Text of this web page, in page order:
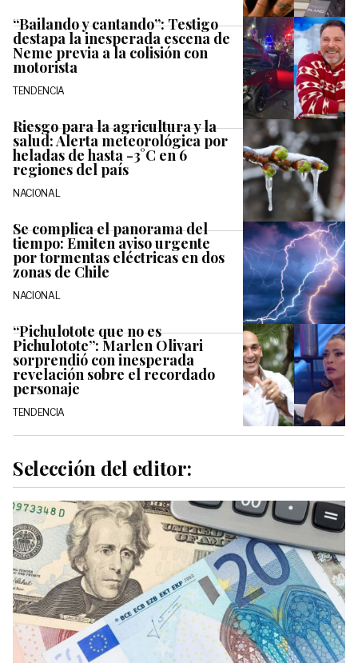
“Bailando y cantando”: Testigo
destapa la inesperada escena de
Neme previa a la colisión con
motorista
TENDENCIA
Riesgo para la agricultura y la
salud: Alerta meteorológica por
heladas de hasta -3°C en 6
regiones del país
NACIONAL
Se complica el panorama del
tiempo: Emiten aviso urgente
por tormentas eléctricas en dos
zonas de Chile
NACIONAL
“Pichulotote que no es
Pichulotote”: Marlen Olivari
sorprendió con inesperada
revelación sobre el recordado
personaje
TENDENCIA
Selección del editor: